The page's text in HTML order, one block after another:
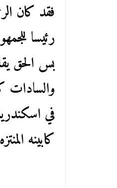
فقد كان
رئيسا
بس الحق
والسادات
في
كابينه المنتزه